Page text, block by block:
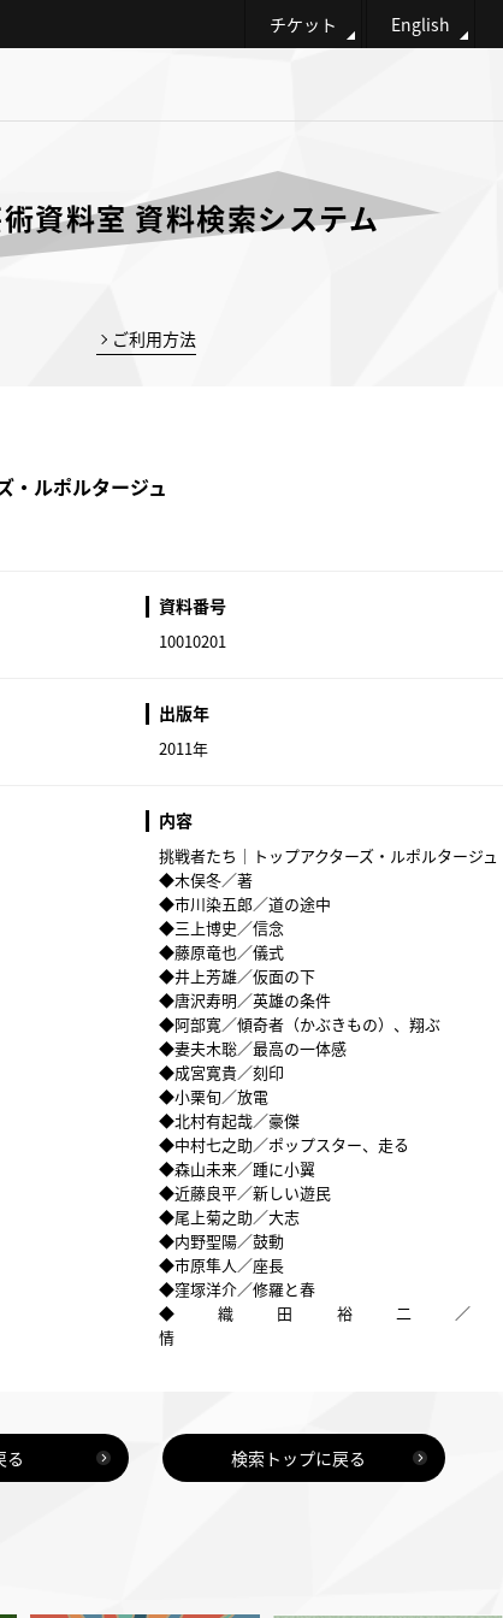
チケット English
資料室 資料検索システム
ご利用方法
・ルポルタージュ
資料番号
10010201
出版年
2011年
内容
挑戦者たち｜トップアクターズ・ルポルタージュ
◆木俣冬／著
◆市川染五郎／道の途中
◆三上博史／信念
◆藤原竜也／儀式
◆井上芳雄／仮面の下
◆唐沢寿明／英雄の条件
◆阿部寛／傾奇者（かぶきもの）、翔ぶ
◆妻夫木聡／最高の一体感
◆成宮寛貴／刻印
◆小栗旬／放電
◆北村有起哉／豪傑
◆中村七之助／ポップスター、走る
◆森山未来／踵に小翼
◆近藤良平／新しい遊民
◆尾上菊之助／大志
◆内野聖陽／鼓動
◆市原隼人／座長
◆窪塚洋介／修羅と春
◆織田裕二／
る 検索トップに戻る